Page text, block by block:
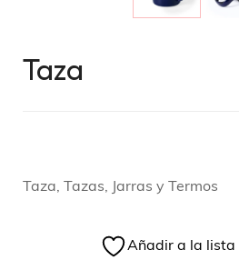
Taza
Taza, Tazas, Jarras y Termos
Añadir a la lista